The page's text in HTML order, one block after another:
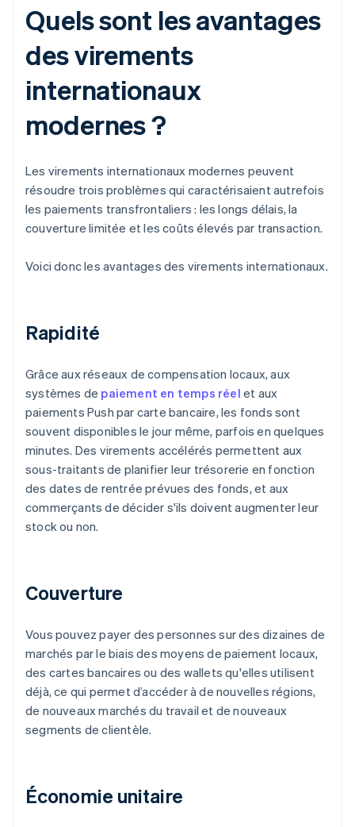
Quels sont les avantages
des virements
internationaux
modernes ?
Les virements internationaux modernes peuvent
résoudre trois problèmes qui caractérisaient autrefois
les paiements transfrontaliers : les longs délais, la
couverture limitée et les coûts élevés par transaction.
Voici donc les avantages des virements internationaux.
Rapidité
Grâce aux réseaux de compensation locaux, aux
systèmes de paiement en temps réel et aux
paiements Push par carte bancaire, les fonds sont
souvent disponibles le jour même, parfois en quelques
minutes. Des virements accélérés permettent aux
sous-traitants de planifier leur trésorerie en fonction
des dates de rentrée prévues des fonds, et aux
commerçants de décider s'ils doivent augmenter leur
stock ou non.
Couverture
Vous pouvez payer des personnes sur des dizaines de
marchés par le biais des moyens de paiement locaux,
des cartes bancaires ou des wallets qu'elles utilisent
déjà, ce qui permet d’accéder à de nouvelles régions,
de nouveaux marchés du travail et de nouveaux
segments de clientèle.
Économie unitaire